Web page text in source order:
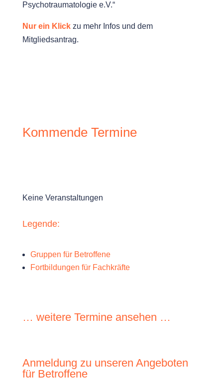
Psychotraumatologie e.V.“
Nur ein Klick zu mehr Infos und dem
Mitgliedsantrag.
Kommende Termine
Keine Veranstaltungen
Legende:
Gruppen für Betroffene
Fortbildungen für Fachkräfte
… weitere Termine an­sehen …
Anmeldung zu unseren Angeboten
für Betroffene